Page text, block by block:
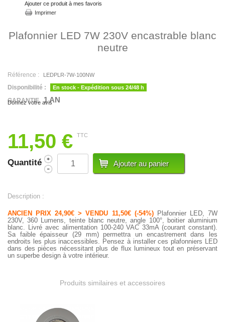
Ajouter ce produit à mes favoris
Imprimer
Plafonnier LED 7W 230V encastrable blanc
neutre
Référence : LEDPLR-7W-100NW
Disponibilité : En stock - Expédition sous 24/48 h
GARANTIE 1 AN
Donnez votre avis
11,50 € TTC
Quantité
Description :
ANCIEN PRIX 24,90€ > VENDU 11,50€ (-54%) Plafonnier LED, 7W
230V, 360 Lumens, teinte blanc neutre, angle 100°, boitier aluminium
blanc. Livré avec alimentation 100-240 VAC 33mA (courant constant).
Sa faible épaisseur (29 mm) permettra un encastrement dans les
endroits les plus inaccessibles. Pensez à installer ces plafonniers LED
dans des pièces nécessitant plus de flux lumineux tout en préservant
un superbe design à votre intérieur.
Produits similaires et accessoires